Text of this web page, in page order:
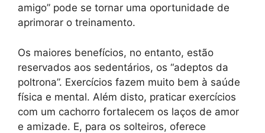
amigo” pode se tornar uma oportunidade de
aprimorar o treinamento.
Os maiores benefícios, no entanto, estão
reservados aos sedentários, os “adeptos da
poltrona”. Exercícios fazem muito bem à saúde
física e mental. Além disto, praticar exercícios
com um cachorro fortalecem os laços de amor
e amizade. E, para os solteiros, oferece